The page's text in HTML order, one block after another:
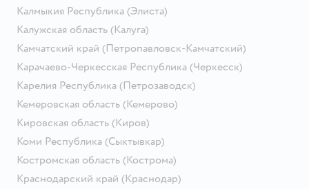
Калмыкия Республика (Элиста)
Калужская область (Калуга)
Камчатский край (Петропавловск-Камчатский)
Карачаево-Черкесская Республика (Черкесск)
Карелия Республика (Петрозаводск)
Кемеровская область (Кемерово)
Кировская область (Киров)
Коми Республика (Сыктывкар)
Костромская область (Кострома)
Краснодарский край (Краснодар)